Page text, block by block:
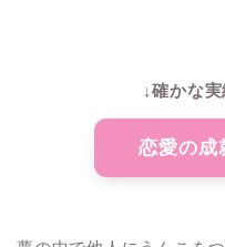
↓確かな
恋愛の成